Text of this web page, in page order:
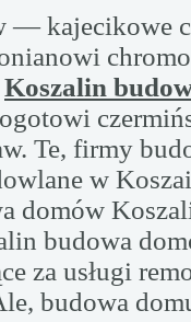
— kajecikowe
Koszalin
Te, firmy
w
domów
budowa
za usługi
budowa